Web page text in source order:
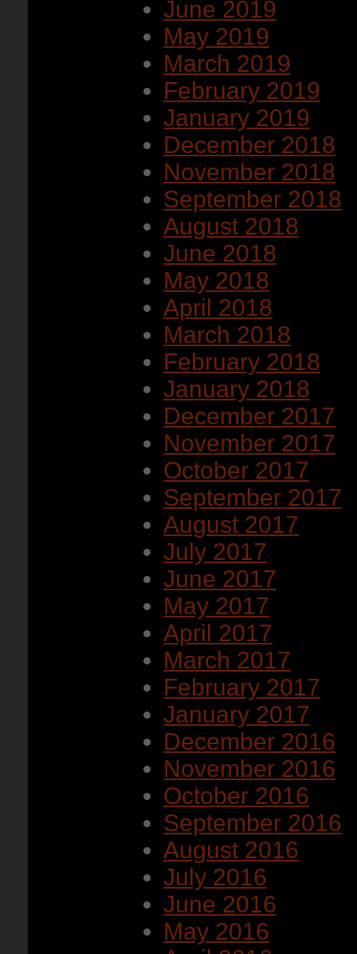
June 2019
May 2019
March 2019
February 2019
January 2019
December 2018
November 2018
September 2018
August 2018
June 2018
May 2018
April 2018
March 2018
February 2018
January 2018
December 2017
November 2017
October 2017
September 2017
August 2017
July 2017
June 2017
May 2017
April 2017
March 2017
February 2017
January 2017
December 2016
November 2016
October 2016
September 2016
August 2016
July 2016
June 2016
May 2016